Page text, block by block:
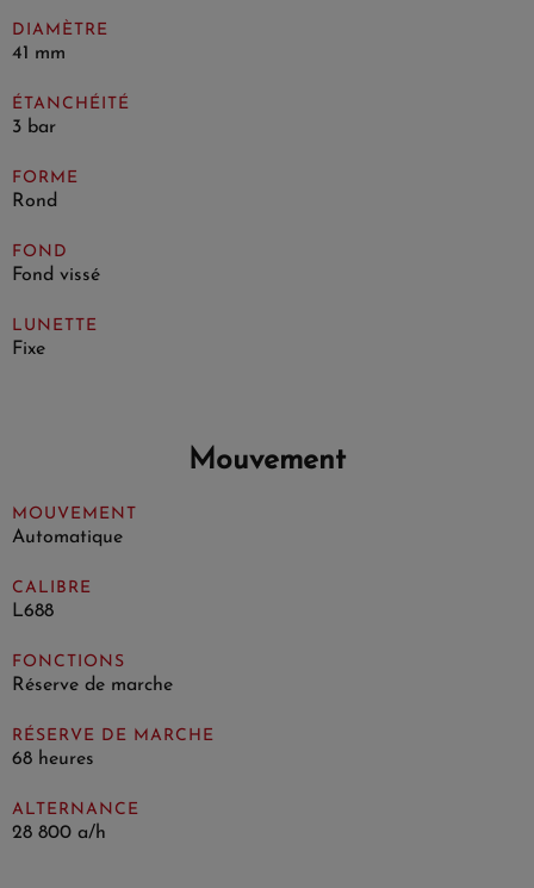
DIAMÈTRE
41 mm
ÉTANCHÉITÉ
3 bar
FORME
Rond
FOND
Fond vissé
LUNETTE
Fixe
Mouvement
MOUVEMENT
Automatique
CALIBRE
L688
FONCTIONS
Réserve de marche
RÉSERVE DE MARCHE
68 heures
ALTERNANCE
28 800 a/h